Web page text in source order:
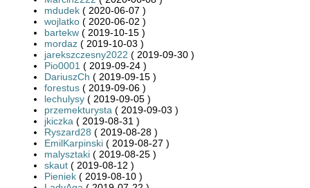
mdudek ( 2020-06-07 )
wojlatko ( 2020-06-02 )
bartekw ( 2019-10-15 )
mordaz ( 2019-10-03 )
jarekszczesny2022 ( 2019-09-30 )
Pio0001 ( 2019-09-24 )
DariuszCh ( 2019-09-15 )
forestus ( 2019-09-06 )
lechulysy ( 2019-09-05 )
przemekturysta ( 2019-09-03 )
jkiczka ( 2019-08-31 )
Ryszard28 ( 2019-08-28 )
EmilKarpinski ( 2019-08-27 )
malysztaki ( 2019-08-25 )
skaut ( 2019-08-12 )
Pieniek ( 2019-08-10 )